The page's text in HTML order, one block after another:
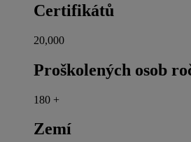
Certifikátů
20,000
Proškolených osob
180 +
Zemí